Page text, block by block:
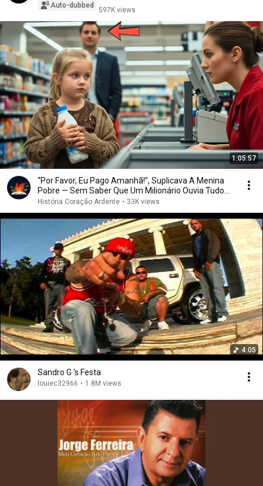
Auto-dubbed
597K views
1:05:57
“Por Favor, Eu Pago Amanhã!”, Suplicava A Menina
Pobre — Sem Saber Que Um Milionário Ouvia Tudo...
História Coração Ardente • 33K views
4:05
Sandro G 's Festa
louiec32966 • 1.8M views